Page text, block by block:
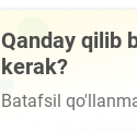
Qanday qilib
kerak?
Batafsil